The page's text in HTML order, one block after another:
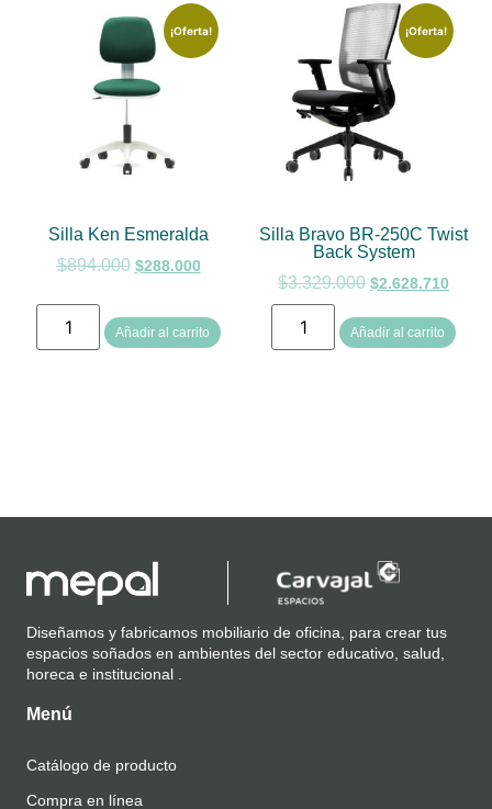
¡Oferta!
Silla Ken Esmeralda
$894.000 $288.000
Añadir al carrito
¡Oferta!
Silla Bravo BR-250C Twist
Back System
$3.329.000 $2.628.710
Añadir al carrito
Diseñamos y fabricamos mobiliario de oficina, para crear tus
espacios soñados en ambientes del sector educativo, salud,
horeca e institucional .
Menú
Catálogo de producto
Compra en línea